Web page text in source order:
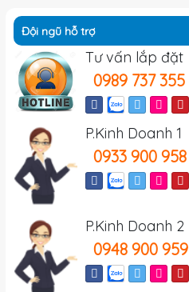
Đội ngũ hỗ trợ
Tư vấn lắp đặt
0989 737 355
P.Kinh Doanh 1
0933 900 958
P.Kinh Doanh 2
0948 900 959